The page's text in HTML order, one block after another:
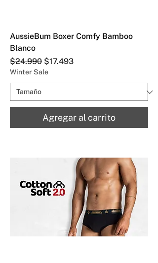
AussieBum Boxer Comfy Bamboo
Blanco
Precio
$24.990 Precio de oferta
$17.493
Winter Sale
Agregar al carrito